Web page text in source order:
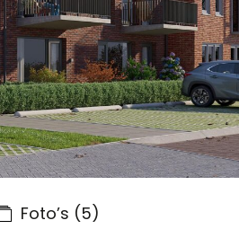
Foto’s (5)